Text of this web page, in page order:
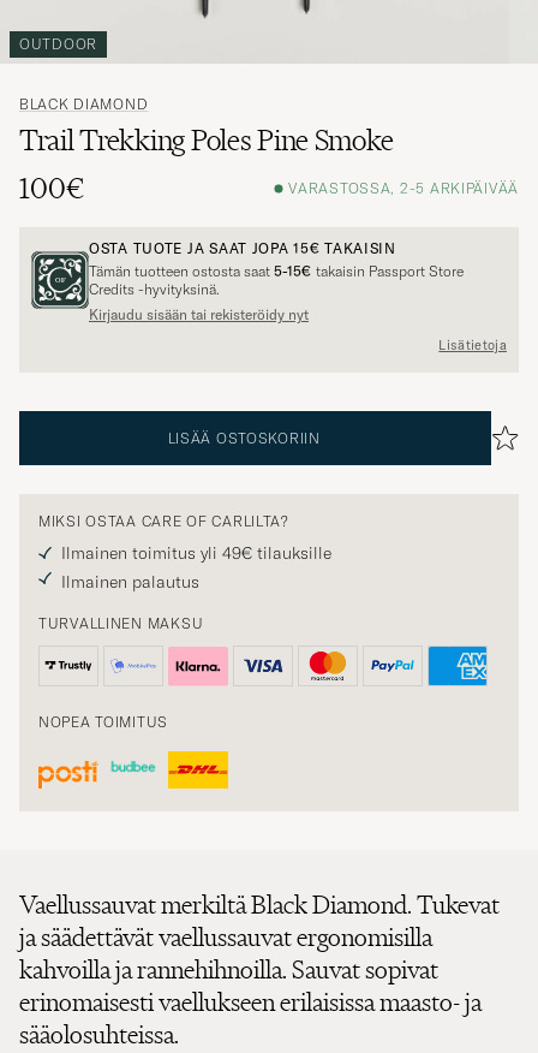
OUTDOOR
BLACK DIAMOND
Trail Trekking Poles Pine Smoke
100€
VARASTOSSA, 2-5 ARKIPÄIVÄÄ
OSTA TUOTE JA SAAT JOPA15€ TAKAISIN
Tämän tuotteen ostosta saat 5-15€ takaisin Passport Store
Credits -hyvityksinä.
Kirjaudu sisään tai rekisteröidy nyt
Lisätietoja
LISÄÄ OSTOSKORIIN
MIKSI OSTAA CARE OF CARLILTA?
Ilmainen toimitus yli 49€ tilauksille
Ilmainen palautus
TURVALLINEN MAKSU
NOPEA TOIMITUS
Vaellussauvat merkiltä Black Diamond. Tukevat
ja säädettävät vaellussauvat ergonomisilla
kahvoilla ja rannehihnoilla. Sauvat sopivat
erinomaisesti vaellukseen erilaisissa maasto- ja
sääolosuhteissa.